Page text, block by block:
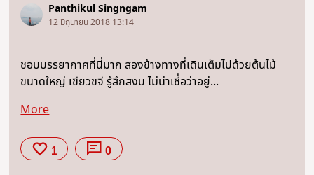
Panthikul Singngam
12 มิถุนายน 2018 13:14
ชอบบรรยากาศที่นี่มาก สองข้างทางที่เดินเต็มไปด้วยต้นไม้
ขนาดใหญ่ เขียวขจี รู้สึกสงบ ไม่น่าเชื่อว่าอยู่...
More
1 0